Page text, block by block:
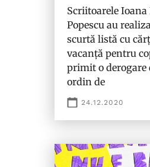
Scriitoarele
Popescu au
scurtă listă cu
vacanță pentru
primit o
ordin de
24.12.2020